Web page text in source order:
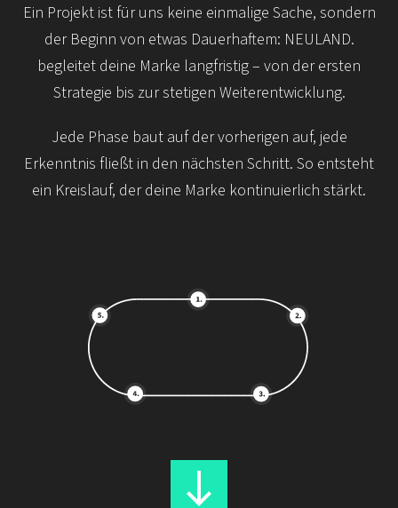
Ein Projekt ist für uns keine einmalige Sache, sondern
der Beginn von etwas Dauerhaftem: NEULAND.
begleitet deine Marke langfristig – von der ersten
Strategie bis zur stetigen Weiterentwicklung.
Jede Phase baut auf der vorherigen auf, jede
Erkenntnis fließt in den nächsten Schritt. So entsteht
ein Kreislauf, der deine Marke kontinuierlich stärkt.